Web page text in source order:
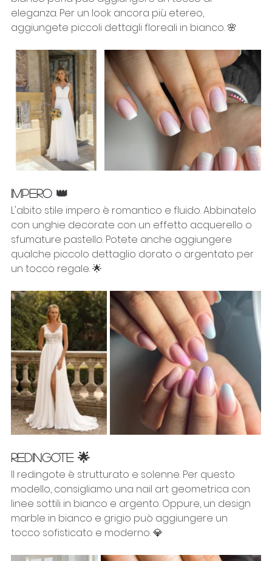
eleganza. Per un look ancora più etereo,
aggiungete piccoli dettagli floreali in bianco. 🌸
IMPERO 👑
L'abito stile impero è romantico e fluido. Abbinatelo
con unghie decorate con un effetto acquerello o
sfumature pastello. Potete anche aggiungere
qualche piccolo dettaglio dorato o argentato per
un tocco regale. 🌟
REDINGOTE 🌟
Il redingote è strutturato e solenne. Per questo
modello, consigliamo una nail art geometrica con
linee sottili in bianco e argento. Oppure, un design
marble in bianco e grigio può aggiungere un
tocco sofisticato e moderno. 💎